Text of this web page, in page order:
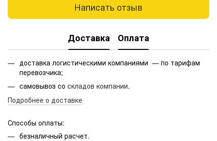
Написать отзыв
Доставка Оплата
доставка логистическими компаниями — по тарифам
перевозчика;
самовывоз со складов компании.
Подробнее о доставке
Способы оплаты:
безналичный расчет.